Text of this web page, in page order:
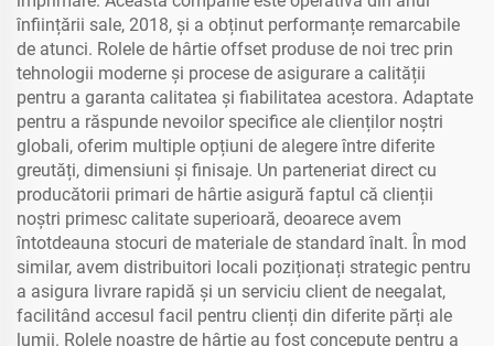
înființării sale, 2018, și a obținut performanțe remarcabile
de atunci. Rolele de hârtie offset produse de noi trec prin
tehnologii moderne și procese de asigurare a calității
pentru a garanta calitatea și fiabilitatea acestora. Adaptate
pentru a răspunde nevoilor specifice ale clienților noștri
globali, oferim multiple opțiuni de alegere între diferite
greutăți, dimensiuni și finisaje. Un parteneriat direct cu
producătorii primari de hârtie asigură faptul că clienții
noștri primesc calitate superioară, deoarece avem
întotdeauna stocuri de materiale de standard înalt. În mod
similar, avem distribuitori locali poziționați strategic pentru
a asigura livrare rapidă și un serviciu client de neegalat,
facilitând accesul facil pentru clienți din diferite părți ale
lumii. Rolele noastre de hârtie au fost concepute pentru a